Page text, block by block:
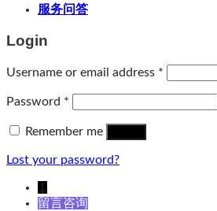
服务问答
Login
Username or email address *
Password *
Remember me
Lost your password?
↓
留言咨询